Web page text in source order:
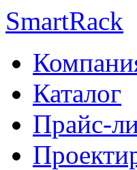
SmartRack
Каталог
Прайс-